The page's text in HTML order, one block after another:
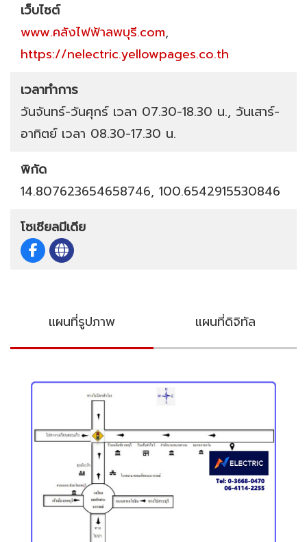
เว็บไซต์
www.คลังไฟฟ้าลพบุรี.com,
https://nelectric.yellowpages.co.th
เวลาทำการ
วันจันทร์-วันศุกร์ เวลา 07.30-18.30 น., วันเสาร์-
อาทิตย์ เวลา 08.30-17.30 น.
พิกัด
14.807623654658746, 100.6542915530846
โซเชียลมีเดีย
แผนที่รูปภาพ แผนที่ดิจิทัล